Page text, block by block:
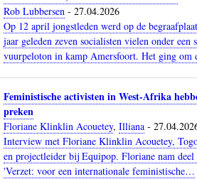
Rob Lubbersen - 27.04.2026
Op 12 april jongstleden werd op de
jaar geleden zeven socialisten vielen onder een
vuurpeloton in kamp Amersfoort. Het ging
Feministische activisten in West-Afrika
preken
Floriane Klinklin Acouetey, Illiana -
Interview met Floriane Klinklin Acouetey,
en projectleider bij Equipop. Floriane nam deel
'Verzet: voor een internationale feministische…